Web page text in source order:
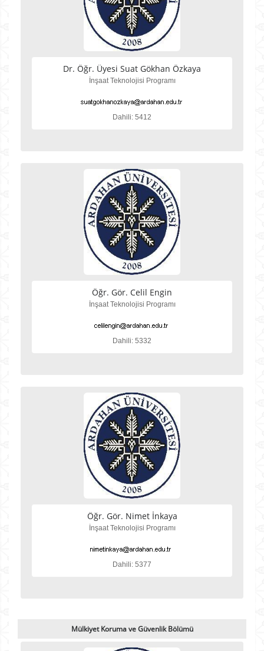
Dr. Öğr. Üyesi Suat Gökhan Özkaya
İnşaat Teknolojisi Programı
Dahili: 5412
Öğr. Gör. Celil Engin
İnşaat Teknolojisi Programı
Dahili: 5332
Öğr. Gör. Nimet İnkaya
İnşaat Teknolojisi Programı
Dahili: 5377
Mülkiyet Koruma ve Güvenlik Bölümü